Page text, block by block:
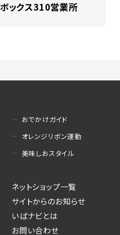
ボックス310営業所
おでかけガイド
オレンジリボン運動
美味しおスタイル
ネットショップ一覧
サイトからのお知らせ
いばナビとは
お問い合わせ